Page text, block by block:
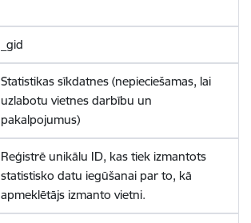
_gid
Statistikas sīkdatnes (nepieciešamas, lai
uzlabotu vietnes darbību un
pakalpojumus)
Reģistrē unikālu ID, kas tiek izmantots
statistisko datu iegūšanai par to, kā
apmeklētājs izmanto vietni.